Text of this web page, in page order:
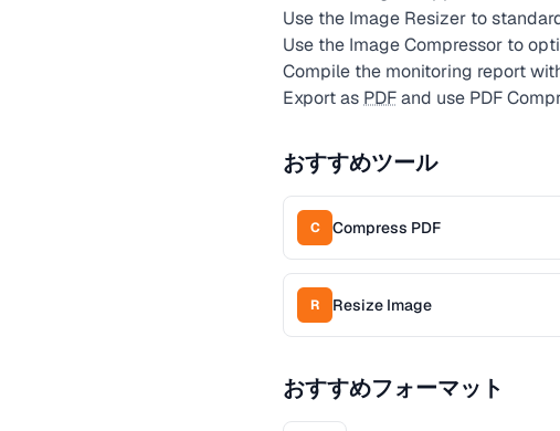
Use the Image Resizer to
Use the Image Compressor to
Compile the monitoring report
Export as PDFand use PDF
おすすめツール
C Compress PDF
R Resize Image
おすすめフォーマット